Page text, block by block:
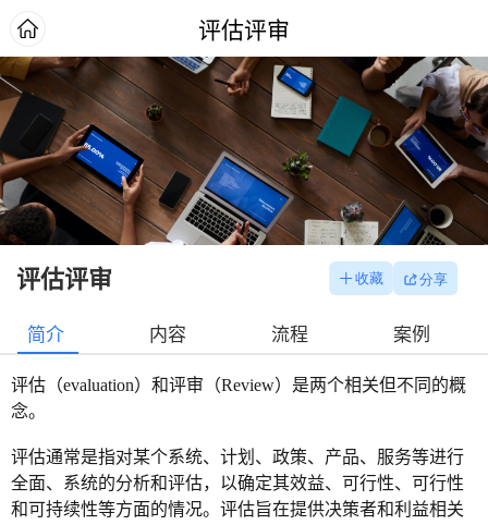
评估评审
评估评审
简介 内容 流程 案例
评估（evaluation）和评审（Review）是两个相关但不同的概
念。
评估通常是指对某个系统、计划、政策、产品、服务等进行
全面、系统的分析和评估，以确定其效益、可行性、可行性
和可持续性等方面的情况。评估旨在提供决策者和利益相关